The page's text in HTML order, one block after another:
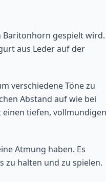
Baritonhorn gespielt wird.
aus Leder auf der
verschiedene Töne zu
Abstand auf wie bei
einen tiefen, vollmundigen
Atmung haben. Es
zu halten und zu spielen.